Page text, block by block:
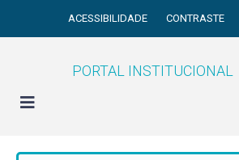
ACESSIBILIDADE CONTRASTE
PORTAL INSTITUCIONAL